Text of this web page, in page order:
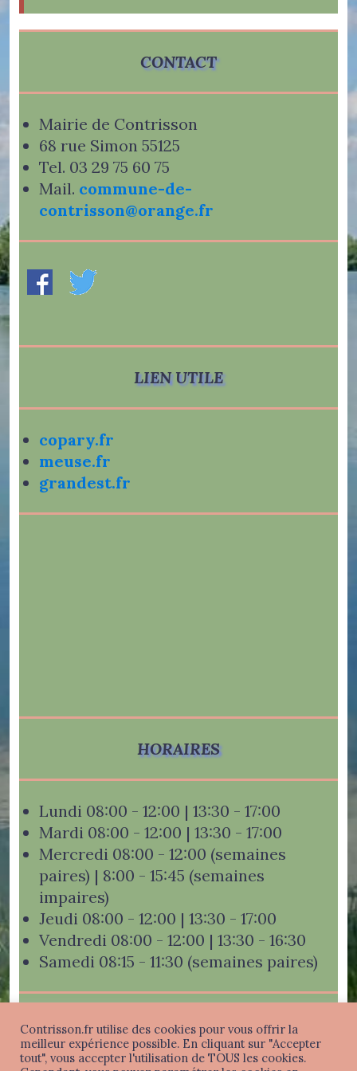
CONTACT
Mairie de Contrisson
68 rue Simon 55125
Tel. 03 29 75 60 75
Mail. commune-de-
contrisson@orange.fr
LIEN UTILE
copary.fr
meuse.fr
grandest.fr
HORAIRES
Lundi 08:00 - 12:00 | 13:30 - 17:00
Mardi 08:00 - 12:00 | 13:30 - 17:00
Mercredi 08:00 - 12:00 (semaines
paires) | 8:00 - 15:45 (semaines
impaires)
Jeudi 08:00 - 12:00 | 13:30 - 17:00
Vendredi 08:00 - 12:00 | 13:30 - 16:30
Samedi 08:15 - 11:30 (semaines paires)
Mentions légales-Politique de confidentialité
Contrisson.fr utilise des cookies pour vous offrir la
meilleur expérience possible. En cliquant sur "Accepter
tout", vous accepter l'utilisation de TOUS les cookies.